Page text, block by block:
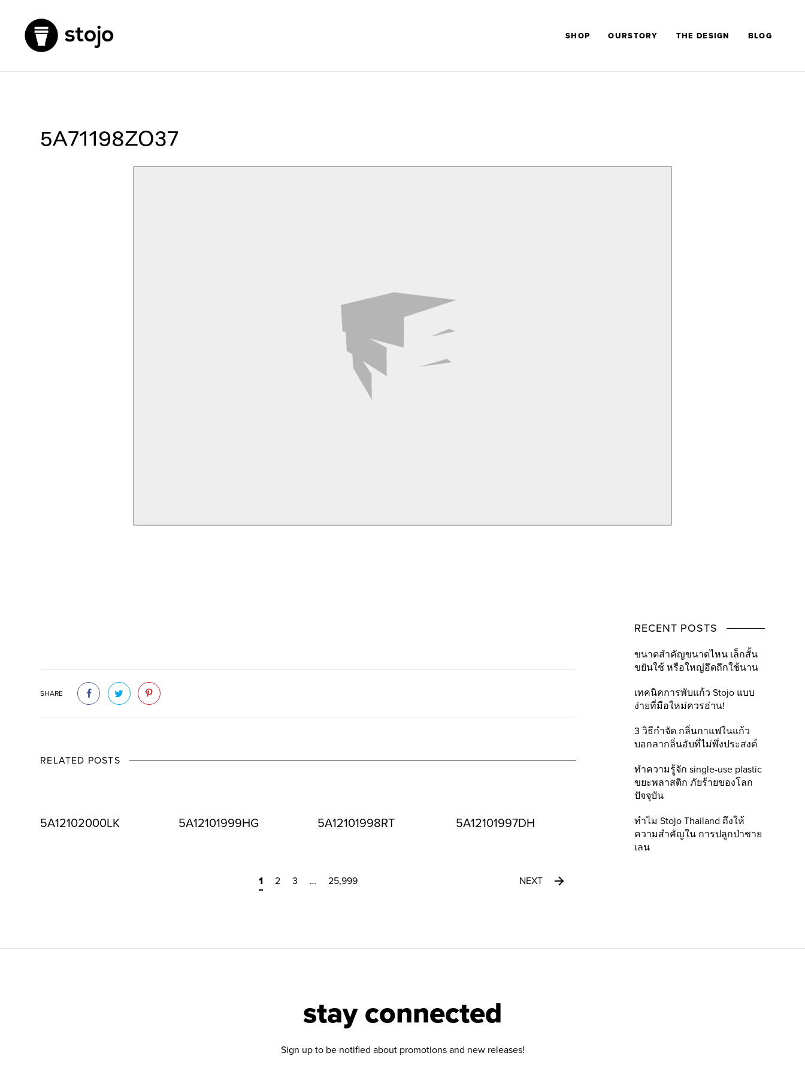
SHOP OURSTORY THE DESIGN BLOG
5A71198ZO37
SHARE
RELATED POSTS
5A12102000LK 5A12101999HG 5A12101998RT 5A12101997DH
1 2 3 … 25,999 NEXT
RECENT POSTS
ขนาดสำคัญขนาดไหน เล็กสั้น
ขยันใช้ หรือใหญ่อึดถึกใช้นาน
เทคนิคการพับแก้ว Stojo แบบ
ง่ายที่มือใหม่ควรอ่าน!
3 วิธีกำจัด กลิ่นกาแฟในแก้ว
บอกลากลิ่นอับที่ไม่พึ่งประสงค์
ทำความรู้จัก single-use plastic
ขยะพลาสติก ภัยร้ายของโลก
ปัจจุบัน
ทำไม Stojo Thailand ถึงให้
ความสำคัญใน การปลูกป่าชาย
เลน
stay connected
Sign up to be notified about promotions and new releases!